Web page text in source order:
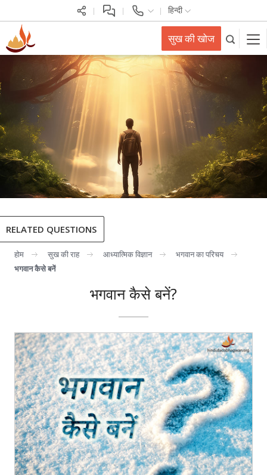
हिन्दी
सुख की खोज
RELATED QUESTIONS
होम सुख की राह आध्यात्मिक विज्ञान
भगवान का परिचय
भगवान कैसे बनें
भगवान कैसे बनें?